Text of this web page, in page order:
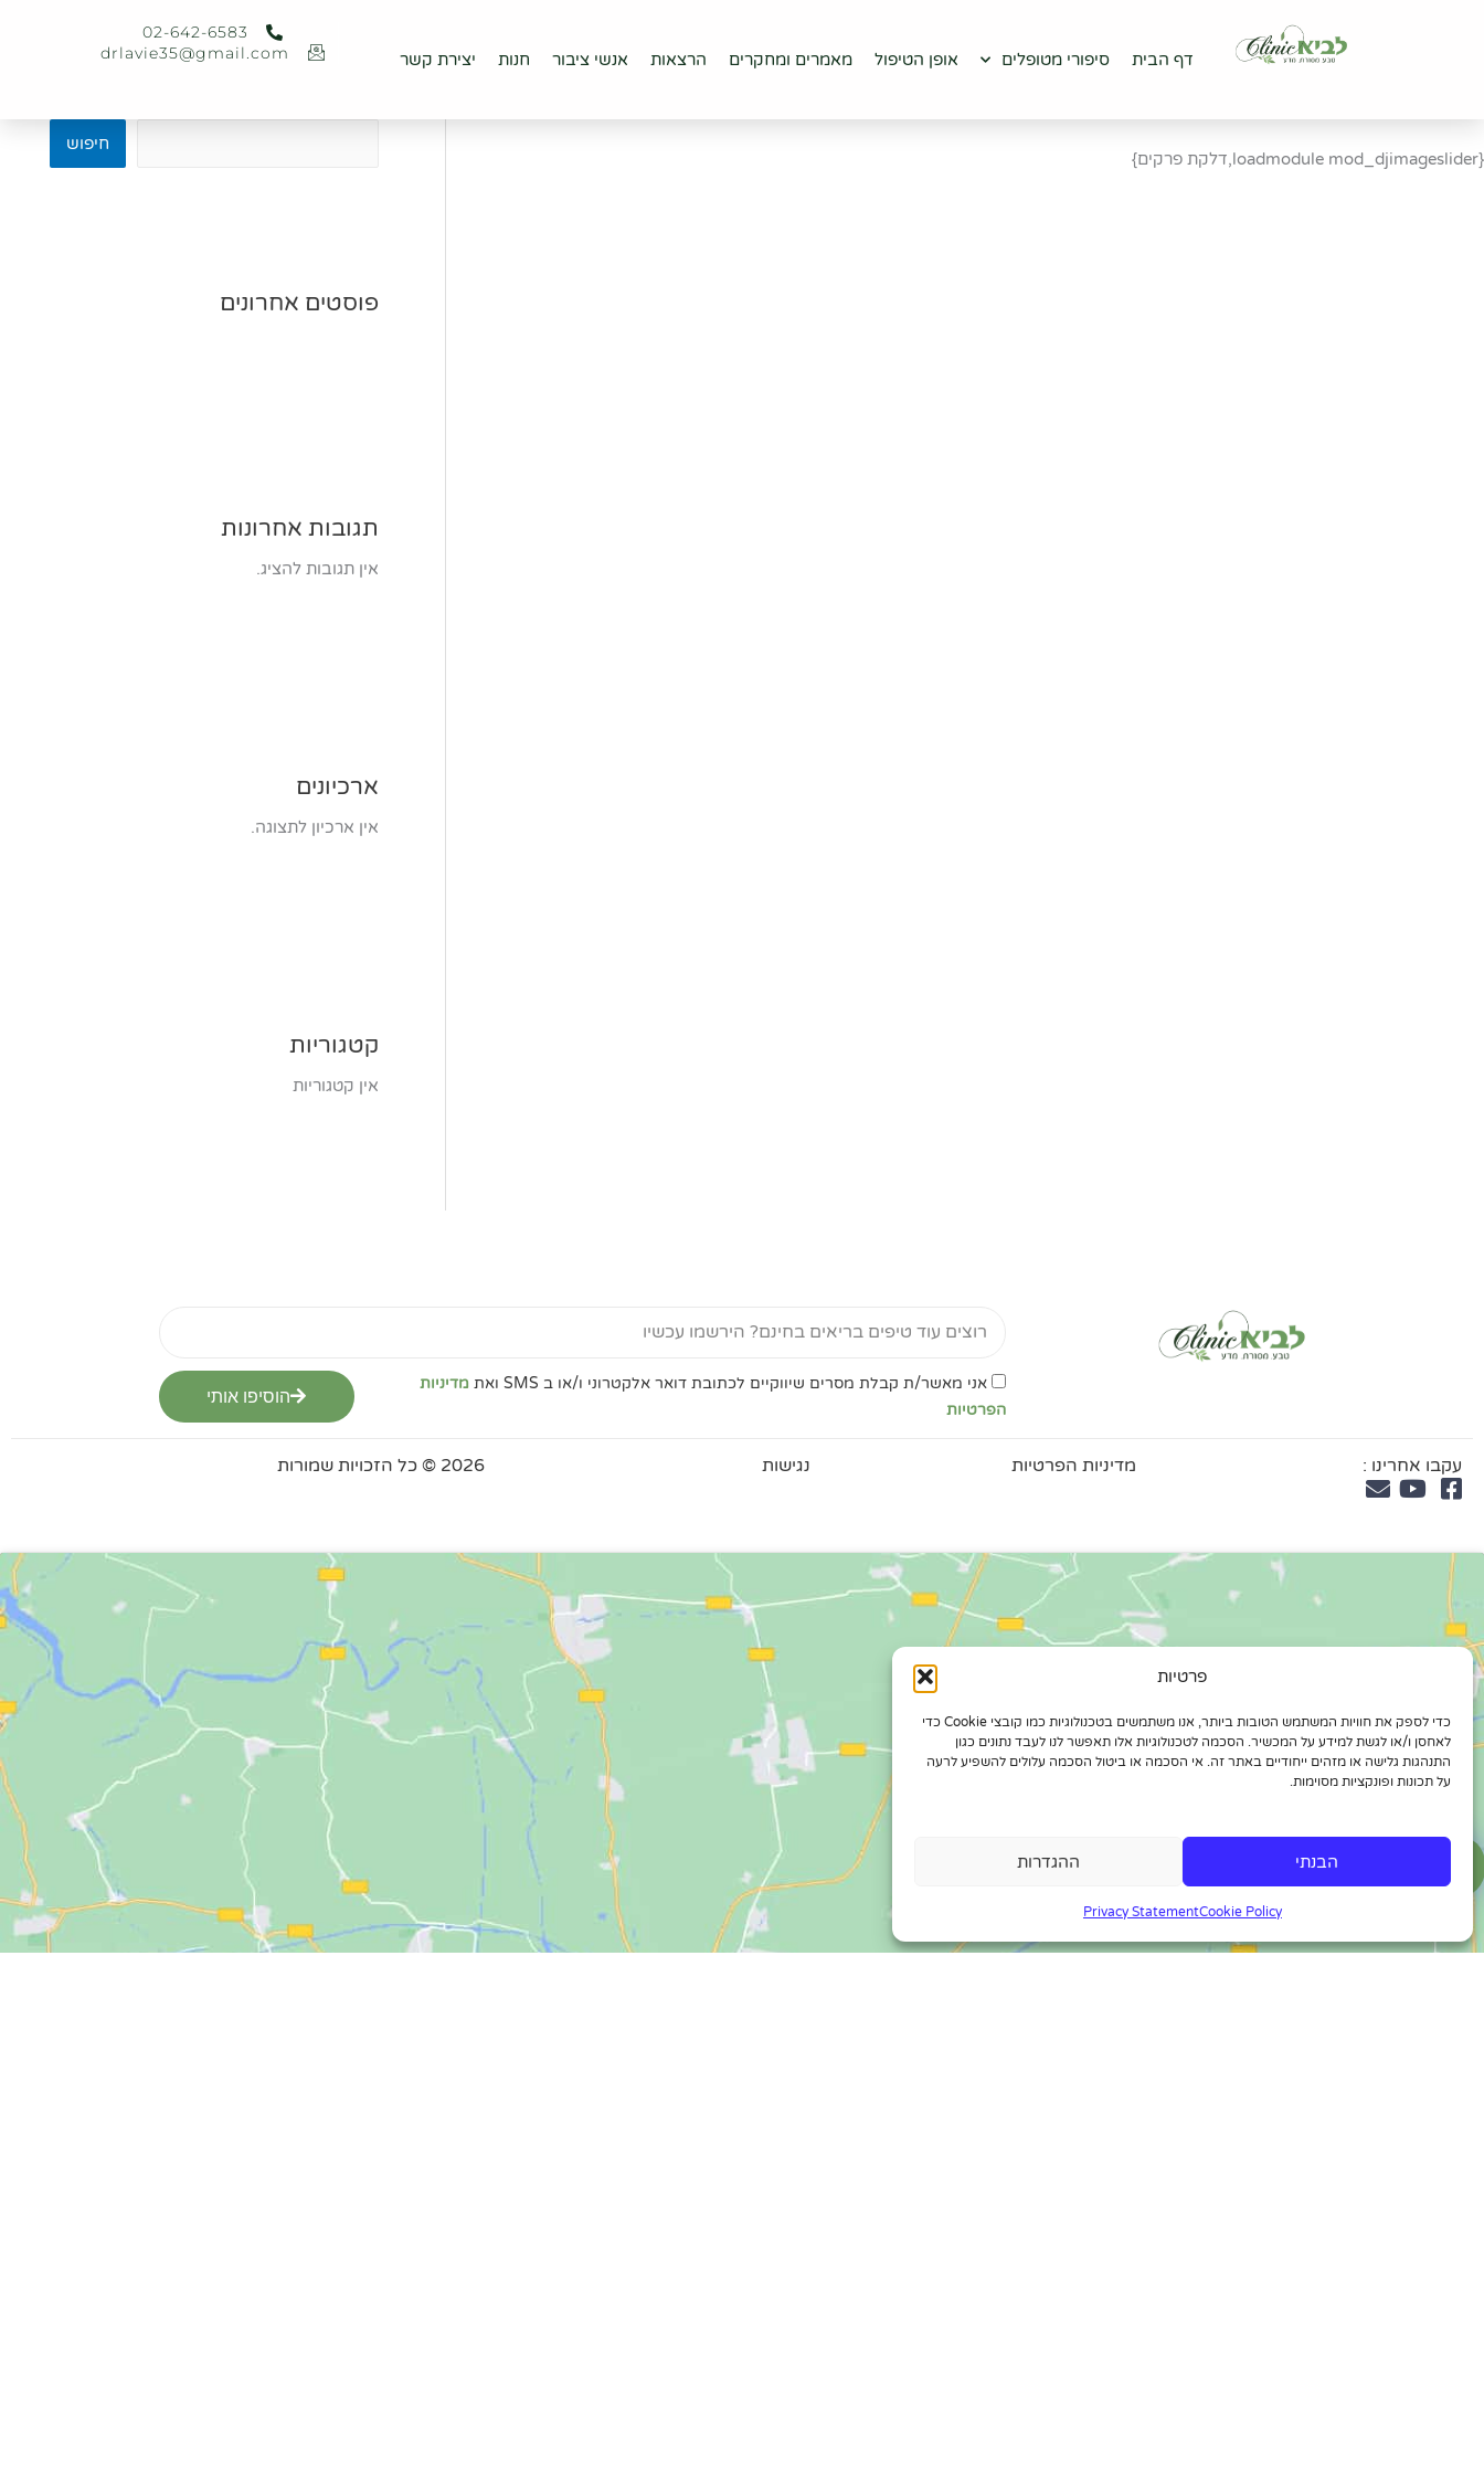
פרטיות
כדי לספק את חוויות המשתמש הטובות ביותר, אנו משתמשים בטכנולוגיות כמו קובצי Cookie כדי
לאחסן ו/או לגשת למידע על המכשיר. הסכמה לטכנולוגיות אלו תאפשר לנו לעבד נתונים כגון
התנהגות גלישה או מזהים ייחודיים באתר זה. אי הסכמה או ביטול הסכמה עלולים להשפיע לרעה
על תכונות ופונקציות מסוימות.
הבנתי ההגדרות
Cookie Policy
Privacy Statement
דף הבית אופן הטיפול מאמרים ומחקרים
02-642-6583
drlavie35@gmail.com
דף הבית סיפורי מטופלים אופן הטיפול מאמרים ומחקרים הרצאות אנשי ציבור חנות יצירת קשר
02-642-6583
drlavie35@gmail.com
{loadmodule mod_djimageslider,דלקת פרקים}
חיפוש
פוסטים אחרונים
תגובות אחרונות
אין תגובות להציג.
ארכיונים
אין ארכיון לתצוגה.
קטגוריות
אין קטגוריות
אישור
מדיניות
אני מאשר/ת קבלת מסרים שיווקיים לכתובת דואר אלקטרוני ו/או ב SMS ואת
מדיניות
הפרטיות
הוסיפו אותי
עקבו אחרינו : מדיניות הפרטיות נגישות 2026 © כל הזכויות שמורות